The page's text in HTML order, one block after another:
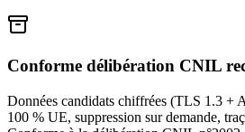
Conforme délibération CNIL
Données candidats chiffrées (TLS 1.3 +
100 % UE, suppression sur demande,